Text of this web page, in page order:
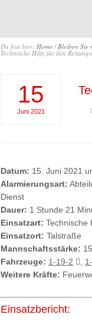
Du bist hier: Home/Bleiben Sie
Technische Hilfe für den
15
Juni 2021
Datum: 15. Juni 2021
Alarmierungsart:
Dienst
Dauer: 1 Stunde 21
Einsatzart: Technische
Einsatzort: Talstraße
Mannschaftsstärke: 15
Fahrzeuge: 1-19-2
Weitere Kräfte:
Einsatzbericht: